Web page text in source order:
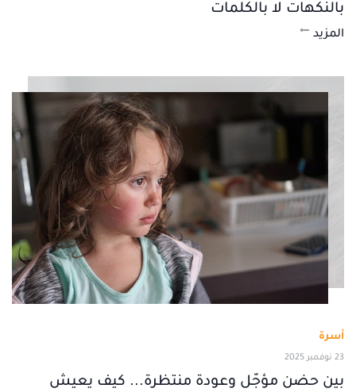
بالنكهات لا بالكلمات
المزيد
أسرة
23 نوفمبر 2025
بين حضن مؤجّل وعودة منتظرة... كيف يعيش